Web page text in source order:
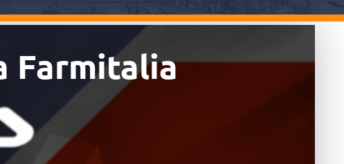
Farmitalia